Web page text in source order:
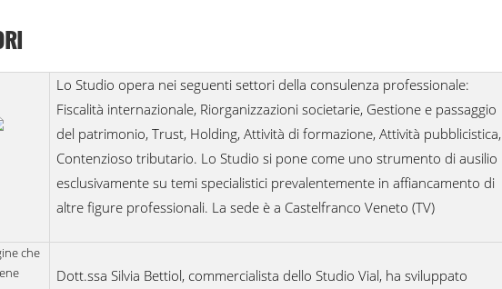
Lo Studio opera nei seguenti settori della consulenza professionale:
Fiscalità internazionale, Riorganizzazioni societarie, Gestione e passaggio
del patrimonio, Trust, Holding, Attività di formazione, Attività pubblicistica,
Contenzioso tributario. Lo Studio si pone come uno strumento di ausilio
esclusivamente su temi specialistici prevalentemente in affiancamento di
altre figure professionali. La sede è a Castelfranco Veneto (TV)
Dott.ssa Silvia Bettiol, commercialista dello Studio Vial, ha sviluppato